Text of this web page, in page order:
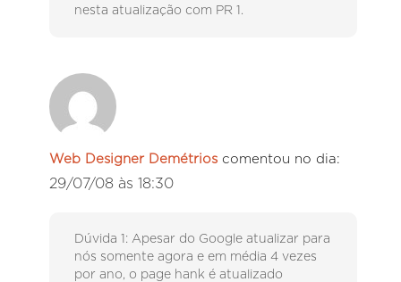
nesta atualização com PR 1.
Web Designer Demétrios comentou no dia:
29/07/08 às 18:30
Dúvida 1: Apesar do Google atualizar para
nós somente agora e em média 4 vezes
por ano, o page hank é atualizado